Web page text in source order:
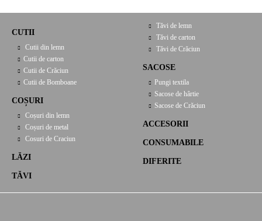
CUTII
Cutii din lemn
Cutii de carton
Cutii de Crăciun
Cutii de Bomboane
COȘURI
Coșuri din lemn
Coșuri de metal
Cosuri de Craciun
LĂZI
TĂVI
Tăvi de lemn
Tăvi de carton
Tăvi de Crăciun
SACOSE
Pungi textila
Sacose de hârtie
Sacose de Crăciun
ACCESORII
CONSUMABILE
DIFERITE